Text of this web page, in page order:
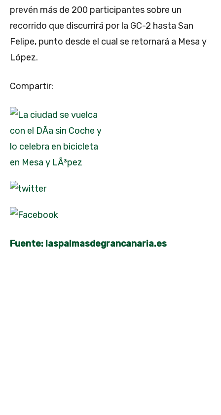
prevén más de 200 participantes sobre un
recorrido que discurrirá por la GC-2 hasta San
Felipe, punto desde el cual se retornará a Mesa y
López.
Compartir:
Fuente: laspalmasdegrancanaria.es